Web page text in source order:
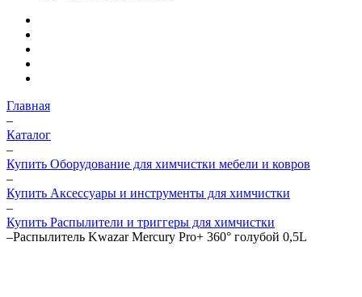
Главная
–
Каталог
–
Купить Оборудование для химчистки мебели и ковров
–
Купить Аксессуары и инструменты для химчистки
–
Купить Распылители и триггеры для химчистки
–Распылитель Kwazar Mercury Pro+ 360° голубой 0,5L